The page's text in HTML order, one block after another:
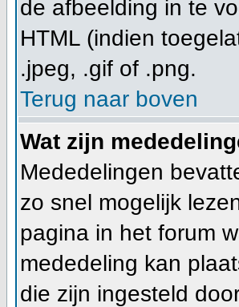
de afbeelding in te
HTML (indien
.jpeg, .gif of .png.
Terug naar boven
Wat zijn
Mededelingen
zo snel mogelijk
pagina in het forum
mededeling kan
die zijn ingesteld